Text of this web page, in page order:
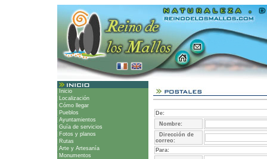
Inicio
Localización
Cómo llegar
Pueblos
Ayuntamientos
Guía de servicios
Fotos y planos
Rutas
Arte y Artesanía
Monumentos
De:
Nombre:
Dirección de
correo:
Para: